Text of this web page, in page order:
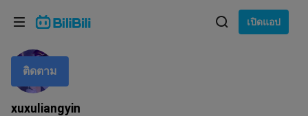
เปิดแอป
xuxuliangyin
ติดตาม
ภาษา: ภาษาไทย
เลือกภาษา
English
ภาษาไทย